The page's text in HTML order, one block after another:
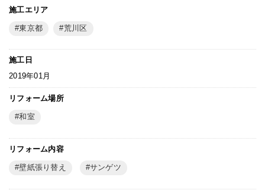
施工エリア
東京都 荒川区
施工日
2019年01月
リフォーム場所
和室
リフォーム内容
壁紙張り替え サンゲツ